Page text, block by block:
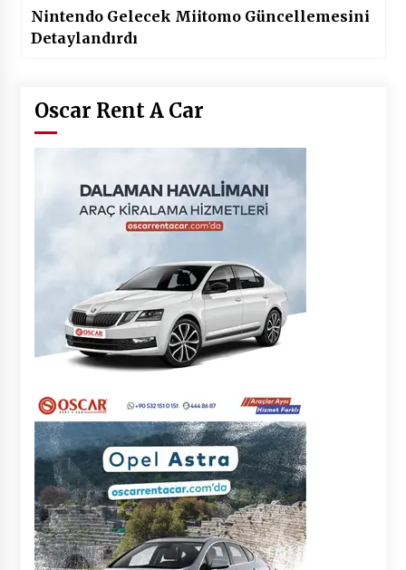
Nintendo Gelecek Miitomo Güncellemesini
Detaylandırdı
Oscar Rent A Car